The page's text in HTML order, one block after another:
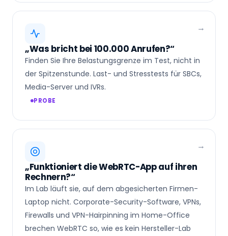
„Was bricht bei 100.000 Anrufen?“
Finden Sie Ihre Belastungsgrenze im Test, nicht in
der Spitzenstunde. Last- und Stresstests für SBCs,
Media-Server und IVRs.
PROBE
„Funktioniert die WebRTC-App auf ihren
Rechnern?“
Im Lab läuft sie, auf dem abgesicherten Firmen-
Laptop nicht. Corporate-Security-Software, VPNs,
Firewalls und VPN-Hairpinning im Home-Office
brechen WebRTC so, wie es kein Hersteller-Lab